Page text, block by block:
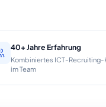
40+ Jahre Erfahrung
Kombiniertes ICT-
im Team